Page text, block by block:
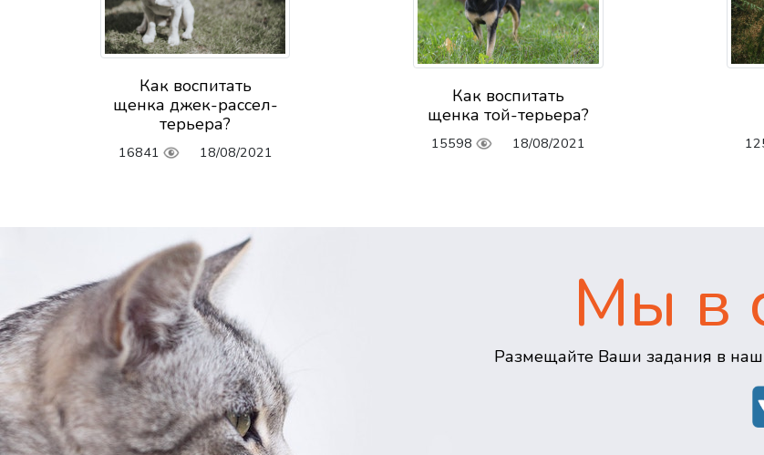
Как воспитать
щенка джек-рассел-
терьера?
16841 18/08/2021
Как воспитать
щенка той-терьера?
15598 18/08/2021
Мы в
Размещайте Ваши задания в